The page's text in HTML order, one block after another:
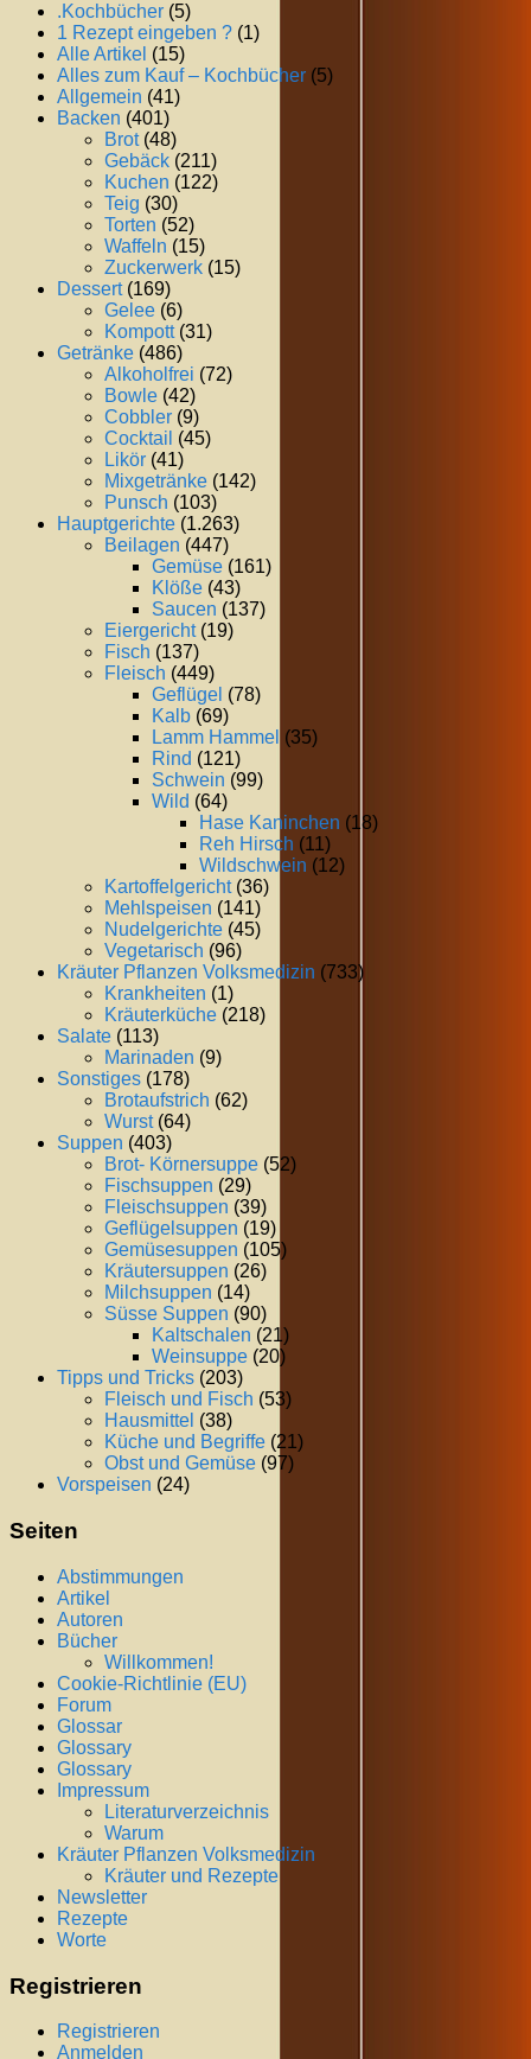
.Kochbücher (5)
1 Rezept eingeben ? (1)
Alle Artikel (15)
Alles zum Kauf – Kochbücher (5)
Allgemein (41)
Backen (401)
Brot(48)
Gebäck (211)
Kuchen (122)
Teig (30)
Torten (52)
Waffeln (15)
Zuckerwerk (15)
Dessert(169)
Gelee (6)
Kompott(31)
Getränke (486)
Alkoholfrei (72)
Bowle (42)
Cobbler (9)
Cocktail (45)
Likör (41)
Mixgetränke (142)
Punsch (103)
Hauptgerichte (1.263)
Beilagen (447)
Gemüse (161)
Klöße (43)
Saucen (137)
Eiergericht(19)
Fisch (137)
Fleisch (449)
Geflügel (78)
Kalb (69)
Lamm Hammel (35)
Rind (121)
Schwein (99)
Wild (64)
Hase Kaninchen (18)
Reh Hirsch (11)
Wildschwein (12)
Kartoffelgericht(36)
Mehlspeisen (141)
Nudelgerichte (45)
Vegetarisch (96)
Kräuter Pflanzen Volksmedizin (733)
Krankheiten (1)
Kräuterküche (218)
Salate (113)
Marinaden (9)
Sonstiges (178)
Brotaufstrich (62)
Wurst(64)
Suppen (403)
Brot- Körnersuppe (52)
Fischsuppen (29)
Fleischsuppen (39)
Geflügelsuppen (19)
Gemüsesuppen (105)
Kräutersuppen (26)
Milchsuppen (14)
Süsse Suppen (90)
Kaltschalen (21)
Weinsuppe (20)
Tipps und Tricks (203)
Fleisch und Fisch (53)
Hausmittel (38)
Küche und Begriffe (21)
Obst und Gemüse (97)
Vorspeisen (24)
Seiten
Abstimmungen
Artikel
Autoren
Bücher
Willkommen!
Cookie-Richtlinie (EU)
Forum
Glossar
Glossary
Glossary
Impressum
Literaturverzeichnis
Warum
Kräuter Pflanzen Volksmedizin
Kräuter und Rezepte
Newsletter
Rezepte
Worte
Registrieren
Registrieren
Anmelden